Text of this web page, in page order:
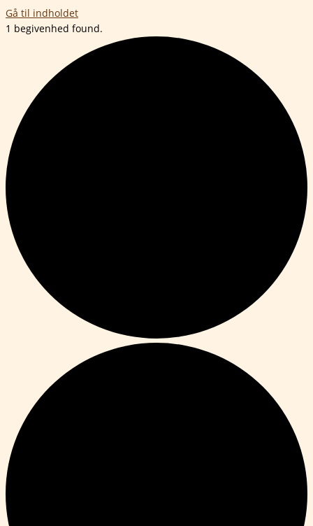
Gå til indholdet
1 begivenhed found.